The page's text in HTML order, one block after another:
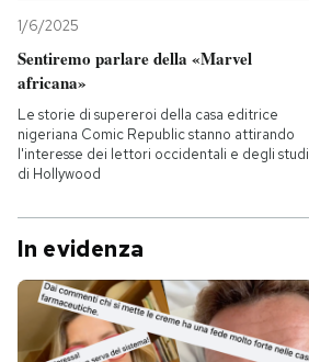
1/6/2025
Sentiremo parlare della «Marvel
africana»
Le storie di supereroi della casa editrice
nigeriana Comic Republic stanno attirando
l'interesse dei lettori occidentali e degli studi
di Hollywood
In evidenza